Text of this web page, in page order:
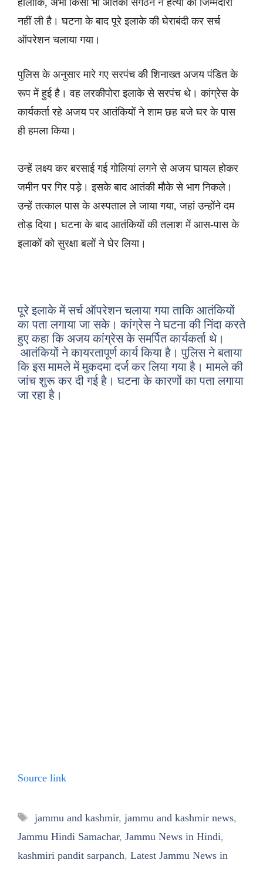
हालांकि, अभी किसी भी आतंकी संगठन ने हत्या की जिम्मेदारी
नहीं ली है। घटना के बाद पूरे इलाके की घेराबंदी कर सर्च
ऑपरेशन चलाया गया।
पुलिस के अनुसार मारे गए सरपंच की शिनाख्त अजय पंडित के
रूप में हुई है। वह लरकीपोरा इलाके से सरपंच थे। कांग्रेस के
कार्यकर्ता रहे अजय पर आतंकियों ने शाम छह बजे घर के पास
ही हमला किया।
उन्हें लक्ष्य कर बरसाई गई गोलियां लगने से अजय घायल होकर
जमीन पर गिर पड़े। इसके बाद आतंकी मौके से भाग निकले।
उन्हें तत्काल पास के अस्पताल ले जाया गया, जहां उन्होंने दम
तोड़ दिया। घटना के बाद आतंकियों की तलाश में आस-पास के
इलाकों को सुरक्षा बलों ने घेर लिया।
पूरे इलाके में सर्च ऑपरेशन चलाया गया ताकि आतंकियों
का पता लगाया जा सके। कांग्रेस ने घटना की निंदा करते
हुए कहा कि अजय कांग्रेस के समर्पित कार्यकर्ता थे।
आतंकियों ने कायरतापूर्ण कार्य किया है। पुलिस ने बताया
कि इस मामले में मुकदमा दर्ज कर लिया गया है। मामले की
जांच शुरू कर दी गई है। घटना के कारणों का पता लगाया
जा रहा है।
Source link
Tags
jammu and kashmir, jammu and kashmir news,
Jammu Hindi Samachar, Jammu News in Hindi,
kashmiri pandit sarpanch, Latest Jammu News in